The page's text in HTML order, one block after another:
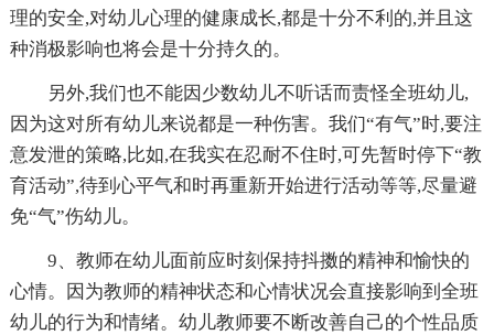
理的安全,对幼儿心理的健康成长,都是十分不利的,并且这
种消极影响也将会是十分持久的。
另外,我们也不能因少数幼儿不听话而责怪全班幼儿,
因为这对所有幼儿来说都是一种伤害。我们“有气”时,要注
意发泄的策略,比如,在我实在忍耐不住时,可先暂时停下“教
育活动”,待到心平气和时再重新开始进行活动等等,尽量避
免“气”伤幼儿。
9、教师在幼儿面前应时刻保持抖擞的精神和愉快的
心情。因为教师的精神状态和心情状况会直接影响到全班
幼儿的行为和情绪。幼儿教师要不断改善自己的个性品质